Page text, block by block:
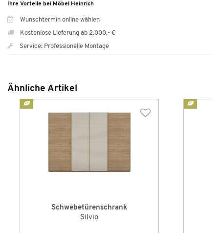
Ihre Vorteile bei Möbel Heinrich
Wunschtermin online wählen
Kostenlose Lieferung ab 2.000,- €
Service: Professionelle Montage
Ähnliche Artikel
Schwebetürenschrank
Silvio